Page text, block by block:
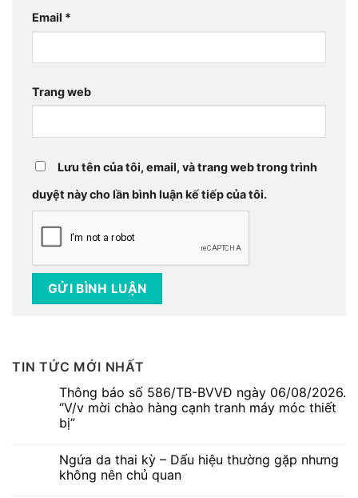
Email *
Trang web
Lưu tên của tôi, email, và trang web trong trình
duyệt này cho lần bình luận kế tiếp của tôi.
TIN TỨC MỚI NHẤT
Thông báo số 586/TB-BVVĐ ngày 06/08/2026.
“V/v mời chào hàng cạnh tranh máy móc thiết
bị”
bình
luận
ở
Ngứa da thai kỳ – Dấu hiệu thường gặp nhưng
không nên chủ quan